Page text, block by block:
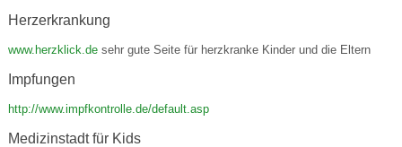
Herzerkrankung
www.herzklick.desehr gute Seite für herzkranke Kinder und die Eltern
Impfungen
http://www.impfkontrolle.de/default.asp
Medizinstadt für Kids